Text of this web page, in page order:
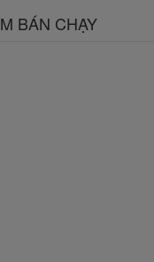
BÁN CHẠY